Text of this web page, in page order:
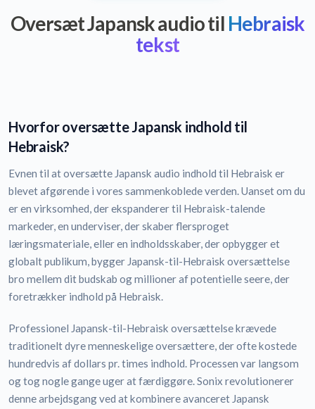
Oversæt Japansk audio til Hebraisk
tekst
Hvorfor oversætte Japansk indhold til
Hebraisk?
Evnen til at oversætte Japansk audio indhold til Hebraisk er
blevet afgørende i vores sammenkoblede verden. Uanset om du
er en virksomhed, der ekspanderer til Hebraisk-talende
markeder, en underviser, der skaber flersproget
læringsmateriale, eller en indholdsskaber, der opbygger et
globalt publikum, bygger Japansk-til-Hebraisk oversættelse
bro mellem dit budskab og millioner af potentielle seere, der
foretrækker indhold på Hebraisk.
Professionel Japansk-til-Hebraisk oversættelse krævede
traditionelt dyre menneskelige oversættere, der ofte kostede
hundredvis af dollars pr. times indhold. Processen var langsom
og tog nogle gange uger at færdiggøre. Sonix revolutionerer
denne arbejdsgang ved at kombinere avanceret Japansk